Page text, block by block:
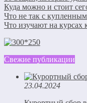
Куда можно и стоит
Что не так с
Что изучают на курсах
Свежие публикации
23.04.2024